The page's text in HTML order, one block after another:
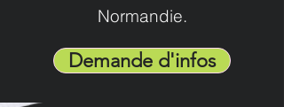
Normandie.
Demande d'infos